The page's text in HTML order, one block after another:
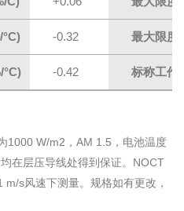
-0.32 最大限
-0.42 标称工作
1000 W/m2，AM 1.5，电池温度
在层压导线处得到保证。NOCT
s风速下测量。规格如有更改，